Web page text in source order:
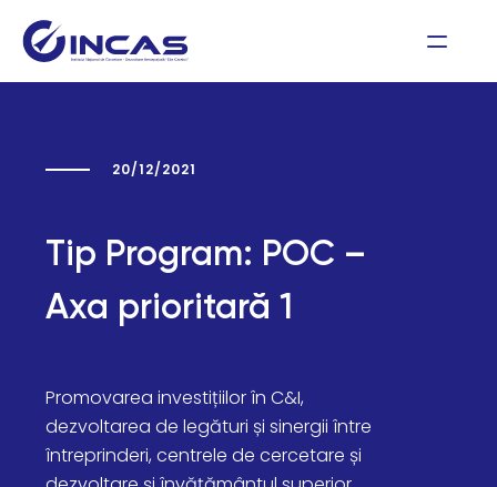
20/12/2021
Tip Program: POC –
Axa prioritară 1
Promovarea investițiilor în C&I,
dezvoltarea de legături și sinergii între
întreprinderi, centrele de cercetare și